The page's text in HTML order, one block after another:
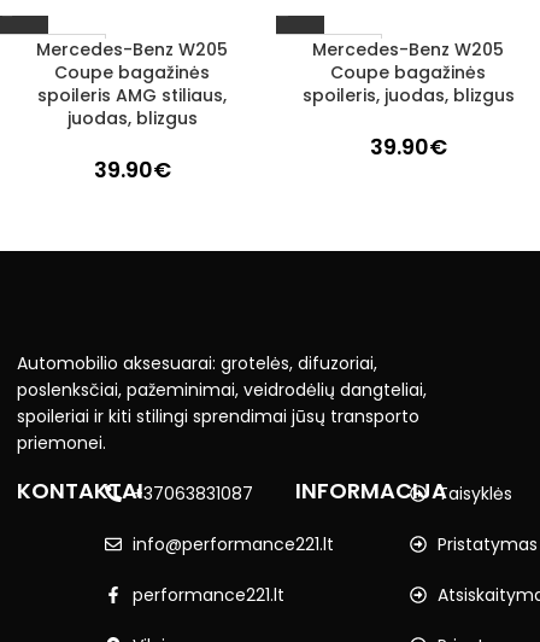
1–3 D. D.
Mercedes-Benz W205
Coupe bagažinės
spoileris AMG stiliaus,
juodas, blizgus
39.90€
1–3 D. D.
Mercedes-Benz W205
Coupe bagažinės
spoileris, juodas, blizgus
39.90€
Automobilio aksesuarai: grotelės, difuzoriai,
poslenksčiai, pažeminimai, veidrodėlių dangteliai,
spoileriai ir kiti stilingi sprendimai jūsų transporto
priemonei.
KONTAKTAI+37063831087
info@performance221.lt
performance221.lt
INFORMACIJATaisyklės
Pristatymas